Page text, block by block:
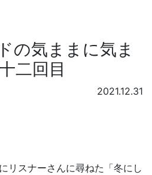
の気ままに気ま
二回目
2021.12.31
リスナーさんに尋ねた「冬にし